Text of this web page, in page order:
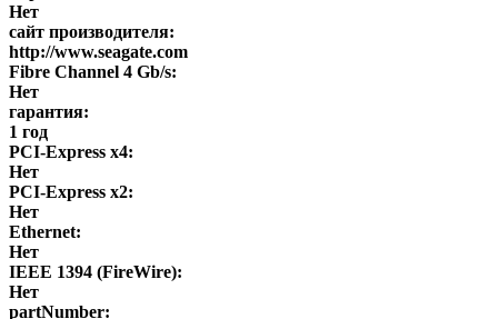
Нет
сайт производителя:
http://www.seagate.com
Fibre Channel 4 Gb/s:
Нет
гарантия:
1 год
PCI-Express x4:
Нет
PCI-Express x2:
Нет
Ethernet:
Нет
IEEE 1394 (FireWire):
Нет
partNumber: